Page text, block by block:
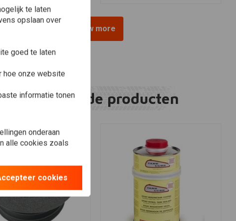
View more
Gerelateerde producten
te laten
opslaan over
goed te laten
hoe onze website
informatie tonen
onderaan
alle cookies zoals
cookies